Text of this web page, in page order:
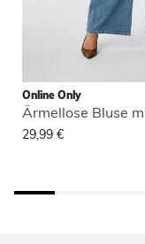
Online Only
Ärmellose Bluse
29,99 €